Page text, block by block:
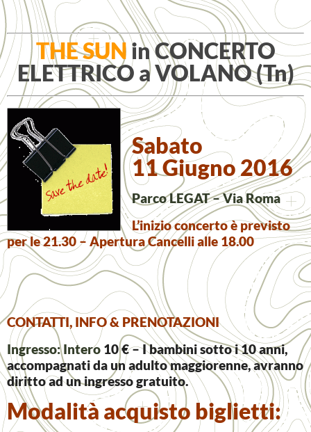
THE SUNin CONCERTO
ELETTRICO a VOLANO (Tn)
Sabato
11 Giugno 2016
Parco LEGAT – Via Roma
L’inizio concerto è previsto
per le 21.30 – Apertura Cancelli alle 18.00
CONTATTI, INFO & PRENOTAZIONI
Ingresso: Intero 10 € – I bambini sotto i 10 anni,
accompagnati da un adulto maggiorenne, avranno
diritto ad un ingresso gratuito.
Modalità acquisto biglietti: